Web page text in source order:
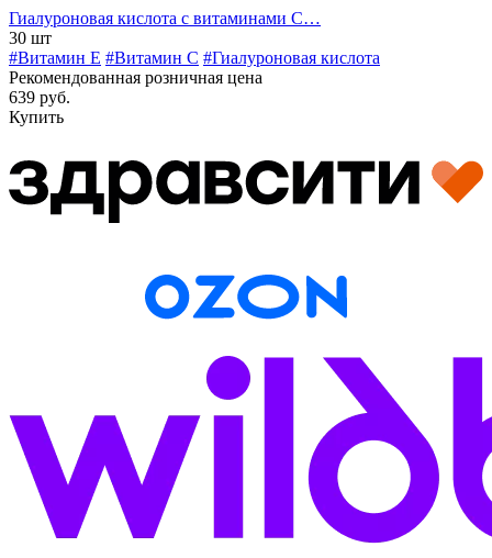
Гиалуроновая кислота с витаминами С…
30 шт
#Витамин E #Витамин C #Гиалуроновая кислота
Рекомендованная розничная цена
639 руб.
Купить